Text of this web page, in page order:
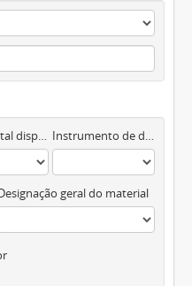
Objeto digital disponível Instrumento de descrição documental
geral do material